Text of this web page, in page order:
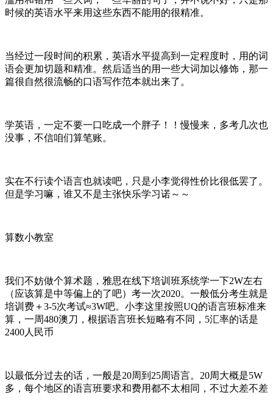
时候的英语水平来用这些东西不能用的很精准。
当经过一段时间的积累，英语水平提高到一定程度时，用的词
语会更加切题和精准。然后适当的用一些大词加以修饰，那一
篇很自然很流畅的口语写作范本就出来了。
学英语，一定不要一口吃成一个胖子！！慢慢来，多考几次也
没事，不信咱们算笔账。
实在不行读个语言也就读吧，只是小李觉得性价比很低罢了。
但是学习嘛，谁又不是主张快乐学习诺～～
算数小教室
我们不妨做个算术题，雅思在线下培训班系统学一下2W左右
（应该算是中等偏上的了吧）考一次2020。一般低分考生就是
培训费＋3-5次考试≈3W吧。小李这里按照UQ的语言班标准来
算，一周480澳刀，根据语言班长短略有不同，5汇率的话是
2400人民币
以最低分过去的话，一般是20周到25周语言。20周大概是5W
多，每个地区的语言班要求和费用都不太相同，不过大差不差